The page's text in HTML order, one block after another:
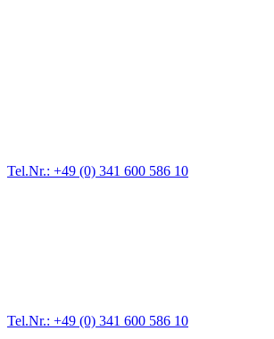
Tel.Nr.: +49 (0) 341 600 586 10
Tel.Nr.: +49 (0) 341 600 586 10